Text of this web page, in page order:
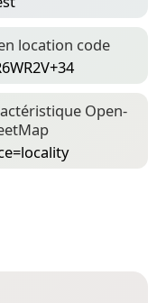
location code
Open­